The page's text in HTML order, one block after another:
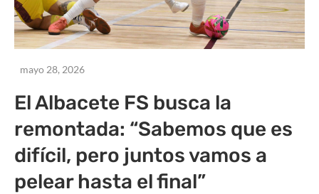
mayo 28, 2026
El Albacete FS busca la
remontada: “Sabemos que es
difícil, pero juntos vamos a
pelear hasta el final”